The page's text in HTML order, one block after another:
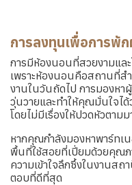
การลงทุนเพื่อการพั
การมีห้องนอนที่สวยงามและ
เพราะห้องนอนคือสถานที่
งานในวันถัดไป การมองหา
วุ่นวายและทำให้คุณมั่นใจไ
โดยไม่มีเรื่องให้ปวดหัวตาม
หากคุณกำลังมองหาพาร์ทเน
พื้นที่ใช้สอยที่เปี่ยมด้วยคุณ
ความเข้าใจลึกซึ้งในงานสถ
ตอบที่ดีที่สุด